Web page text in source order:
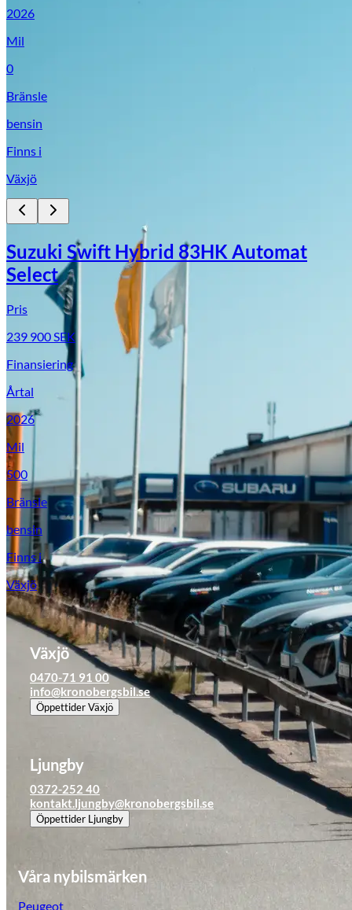
Suzuki
Leapmotor
Tillbehör & reservdelar
2026
Mil
0
Bränsle
bensin
Finns i
Växjö
Suzuki Swift Hybrid 83HK Automat
Select
Pris
239 900SEK
Finansiering
Årtal
2026
Mil
500
Bränsle
bensin
Finns i
Växjö
Växjö
0470-71 91 00
info@kronobergsbil.se
ÖppettiderVäxjö
Ljungby
0372-252 40
kontakt.ljungby@kronobergsbil.se
Öppettider Ljungby
Våra nybilsmärken
Peugeot